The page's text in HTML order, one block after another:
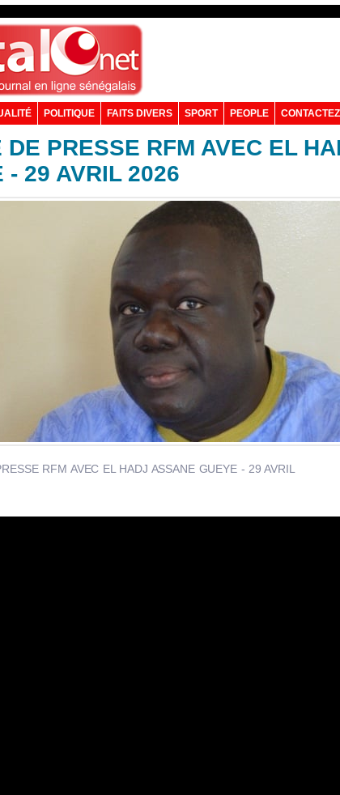
POLITIQUE FAITS DIVERS SPORT PEOPLE
DE PRESSE RFM AVEC EL
- 29 AVRIL 2026
RFM AVEC EL HADJ ASSANE GUEYE - 29 AVRIL